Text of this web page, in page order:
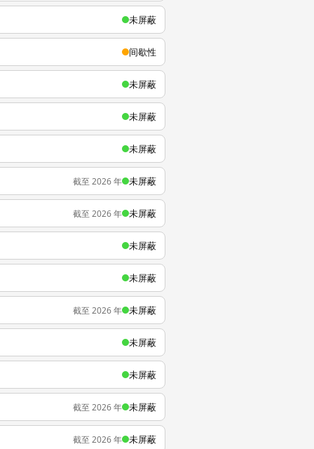
未屏蔽
间歇性
未屏蔽
未屏蔽
未屏蔽
截至 2026 年 未屏蔽
截至 2026 年 未屏蔽
未屏蔽
未屏蔽
截至 2026 年 未屏蔽
未屏蔽
未屏蔽
截至 2026 年 未屏蔽
截至 2026 年 未屏蔽